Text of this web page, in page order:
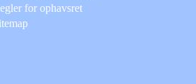
for ophavsret